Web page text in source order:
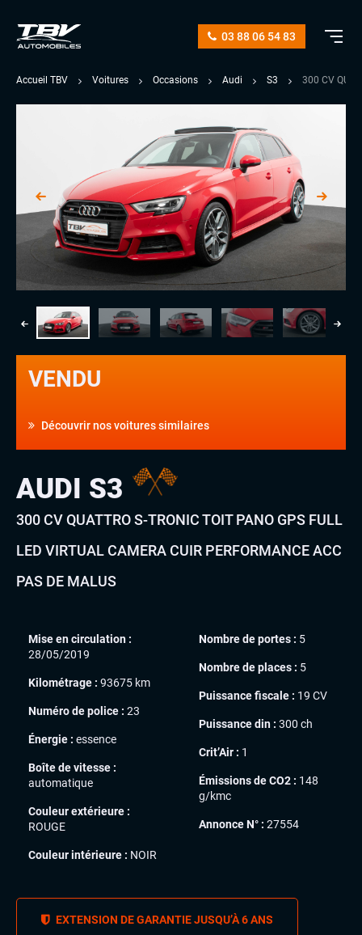
03 88 06 54 83
Accueil TBV Voitures Occasions Audi S3 300 CV
VENDU
Découvrir nos voitures similaires
AUDI S3
300 CV QUATTRO S-TRONIC TOIT PANO GPS FULL
LED VIRTUAL CAMERA CUIR PERFORMANCE ACC
PAS DE MALUS
Mise en circulation :
28/05/2019
Kilométrage : 93675 km
Numéro de police : 23
Énergie : essence
Boîte de vitesse :
automatique
Couleur extérieure :
ROUGE
Couleur intérieure : NOIR
Nombre de portes : 5
Nombre de places : 5
Puissance fiscale : 19 CV
Puissance din : 300 ch
Crit’Air : 1
Émissions de CO2 : 148
g/kmc
Annonce N° : 27554
EXTENSION DE GARANTIE JUSQU’À 6 ANS